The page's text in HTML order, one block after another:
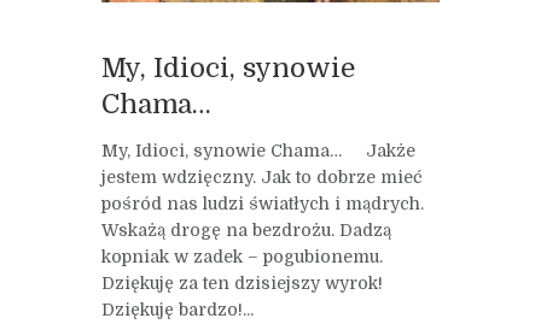
My, Idioci, synowie
Chama…
My, Idioci, synowie Chama… Jakże
jestem wdzięczny. Jak to dobrze mieć
pośród nas ludzi światłych i mądrych.
Wskażą drogę na bezdrożu. Dadzą
kopniak w zadek – pogubionemu.
Dziękuję za ten dzisiejszy wyrok!
Dziękuję bardzo!...